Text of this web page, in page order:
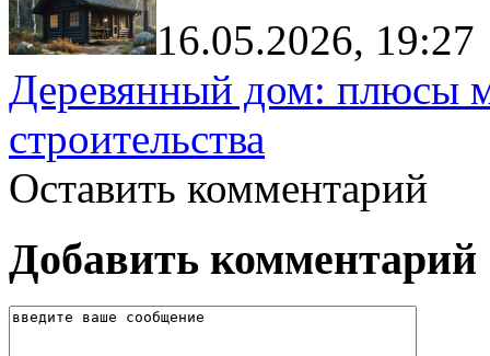
16.05.2026, 19:27
Деревянный дом: плюсы
строительства
Оставить комментарий
Добавить комментарий